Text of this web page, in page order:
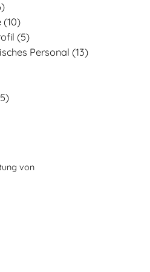
(10)
(5)
Personal (13)
von